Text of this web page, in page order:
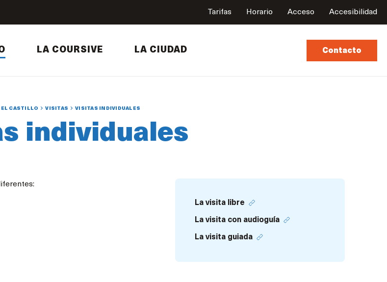
Tarifas Horario Acceso Accesibilidad
LA COURSIVE LA CIUDAD Contacto
EL CASTILLO VISITAS VISITAS INDIVIDUALES
individuales
La visita libre
La visita con audioguía
La visita guiada